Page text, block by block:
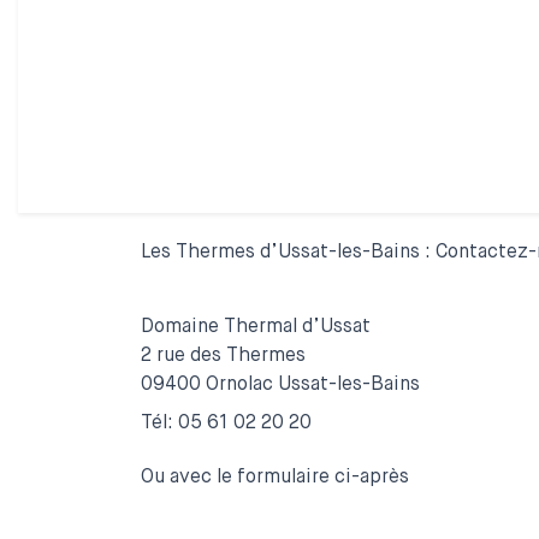
Les Thermes d’Ussat-les-Bains : Contactez-
Domaine Thermal d’Ussat
2 rue des Thermes
09400 Ornolac Ussat-les-Bains
Tél: 05 61 02 20 20
Ou avec le formulaire ci-après